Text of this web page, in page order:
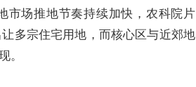
市场推地节奏持续加快，农科院片
多宗住宅用地，而核心区与近郊地
。